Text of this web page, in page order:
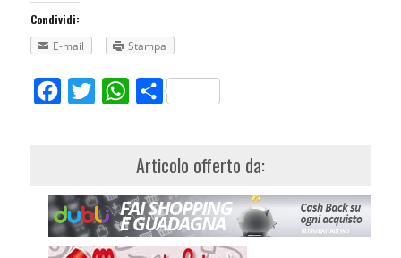
Condividi:
E-mail
Stampa
FacebookTwitterWhatsApp
Share
Articolo offerto da: